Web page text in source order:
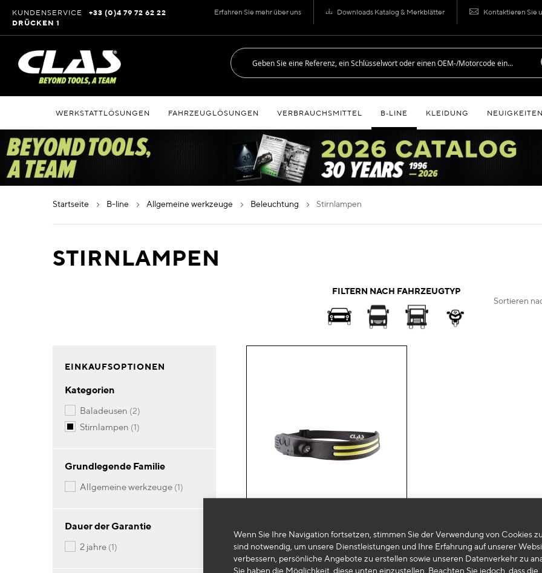
Wenn Sie Ihre Navigation fortsetzen, stimmen Sie der Verwendung von Cookies
sind notwendig, um unsere Dienstleistungen und Ihre Erfahrung auf unserer
verbessern, persönliche Angebote zu erstellen sowie unseren Datenverkehr zu
Sie haben die Möglichkeit, diese unten einzustellen. Beachten Sie jedoch, dass die
Erfahren Sie mehr über uns Downloads Katalog & Merkblätter Kontaktieren Sie
Inhalt
springen
KUNDENSERVICE
+33 (0)4 79 72 62 22
DRÜCKEN 1
WERKSTATTLÖSUNGEN FAHRZEUGLÖSUNGEN VERBRAUCHSMITTEL B‑LINE KLEIDUNG NEUIGKEITEN
startseite b-line allgemeine werkzeuge beleuchtung stirnlampen
STIRNLAMPEN
FILTERN NACH FAHRZEUGTYP
Sortieren
OE 0199BL
Wunschliste
hinzufügen
EINKAUFSOPTIONEN
Kategorien
baladeusen 2Artikel
stirnlampen 1Artikel
Grundlegende Familie
allgemeine werkzeuge 1Artikel
Dauer der Garantie
2 jahre 1Artikel